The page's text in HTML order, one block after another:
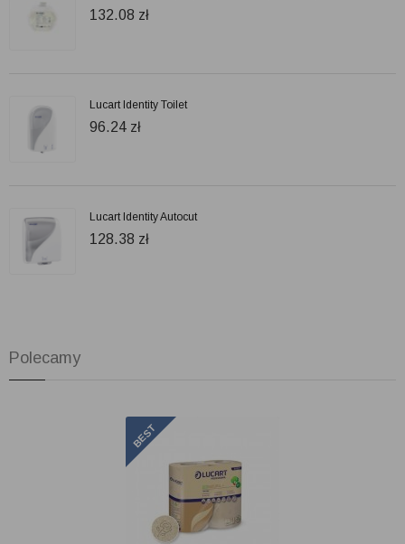
132.08 zł
Lucart Identity Toilet
96.24 zł
Lucart Identity Autocut
128.38 zł
Polecamy